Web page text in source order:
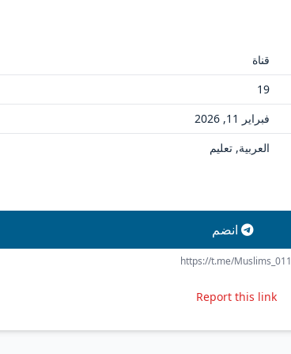
قناة
19
فبراير 11, 2026
العربية, تعليم
انضم
https://t.me/Muslims_011
Report this link